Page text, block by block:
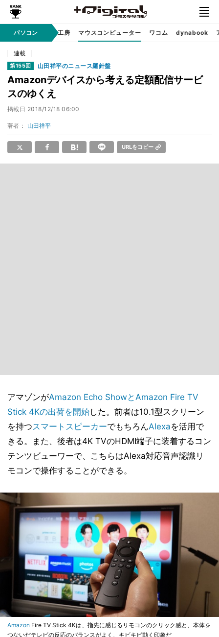
パソコンパソコン工房 マウスコンピューター ワコム dynabook
連載
第155回 山田祥平のニュース羅針盤
Amazonデバイスから考える定額配信サービ
スのゆくえ
掲載日 2018/12/18 06:00
著者： 山田祥平
URLをコピー
アマゾンがAmazon Echo ShowとAmazon Fire TV
Stick 4Kの出荷を開始した。前者は10.1型スクリーン
を持つスマートスピーカーでもちろんAlexaを活用で
きる。また、後者は4K TVのHDMI端子に装着するコン
テンツビューワーで、こちらはAlexa対応音声認識リ
モコンで操作することができる。
Amazon Fire TV Stick 4Kは、指先に感じるリモコンのクリック感と、本体を
つないだテレビの反応のバランスがよく、キビキビ動く印象だ